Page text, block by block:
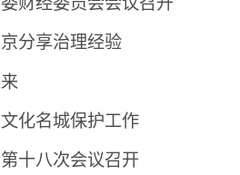
分享治理经验
化名城保护工作
十八次会议召开